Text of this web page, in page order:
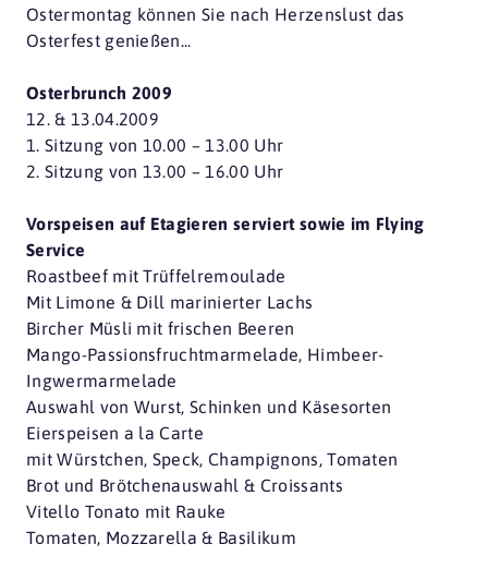
Ostermontag können Sie nach Herzenslust das
Osterfest genießen...
Osterbrunch 2009
12. & 13.04.2009
1. Sitzung von 10.00 – 13.00 Uhr
2. Sitzung von 13.00 – 16.00 Uhr
Vorspeisen auf Etagieren serviert sowie im Flying
Service
Roastbeef mit Trüffelremoulade
Mit Limone & Dill marinierter Lachs
Bircher Müsli mit frischen Beeren
Mango-Passionsfruchtmarmelade, Himbeer-
Ingwermarmelade
Auswahl von Wurst, Schinken und Käsesorten
Eierspeisen a la Carte
mit Würstchen, Speck, Champignons, Tomaten
Brot und Brötchenauswahl & Croissants
Vitello Tonato mit Rauke
Tomaten, Mozzarella & Basilikum